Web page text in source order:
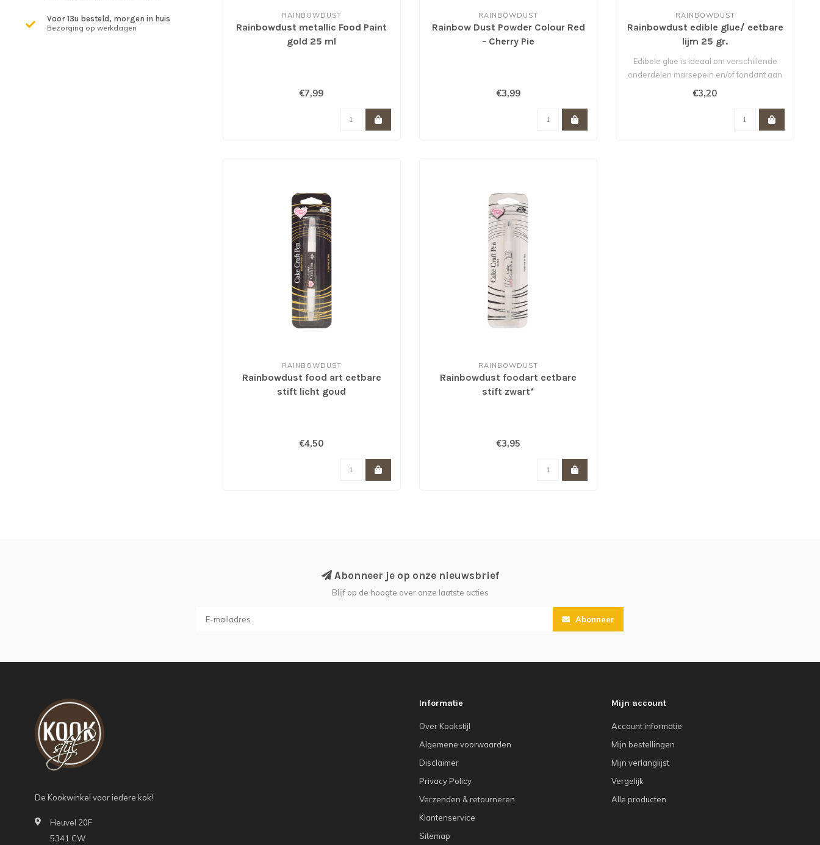
Voor 13u besteld, morgen in huis
Bezorging op werkdagen
RAINBOWDUST
Rainbowdust metallic Food Paint
gold 25 ml
€7,99
RAINBOWDUST
Rainbow Dust Powder Colour Red
- Cherry Pie
€3,99
RAINBOWDUST
Rainbowdust edible glue/ eetbare
lijm 25 gr.
Edibele glue is ideaal om verschillende
onderdelen marsepein en/of fondant aan
e..
€3,20
RAINBOWDUST
Rainbowdust food art eetbare
stift licht goud
€4,50
RAINBOWDUST
Rainbowdust foodart eetbare
stift zwart*
€3,95
Abonneer je op onze nieuwsbrief
Blijf op de hoogte over onze laatste acties
Abonneer
De Kookwinkel voor iedere kok!
Heuvel 20F
5341 CW
Informatie
Over Kookstijl
Algemene voorwaarden
Disclaimer
Privacy Policy
Verzenden & retourneren
Klantenservice
Sitemap
Mijn account
Account informatie
Mijn bestellingen
Mijn verlanglijst
Vergelijk
Alle producten